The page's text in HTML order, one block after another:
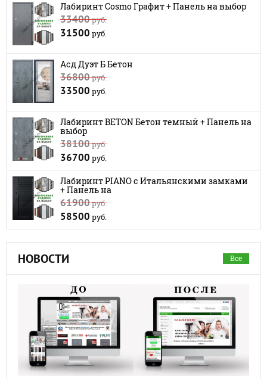
Лабиринт Cosmo Графит + Панель на выбор
33400руб.
31500 руб.
Асд Дуэт Б Бетон
36800руб.
33500 руб.
Лабиринт BETON Бетон темный + Панель на
выбор
38100руб.
36700 руб.
Лабиринт PIANO с Итальянскими замками
+ Панель на
61900руб.
58500 руб.
НОВОСТИ Все